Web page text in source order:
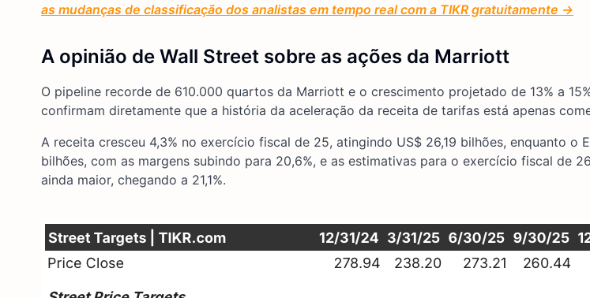
as mudanças de classificação dos analistas em tempo real com a TIKR gratuitamente →
A opinião de Wall Street sobre as ações da Marriott
O pipeline recorde de 610.000 quartos da Marriott e o crescimento projetado de 13% a
confirmam diretamente que a história da aceleração da receita de tarifas está apenas
A receita cresceu 4,3% no exercício fiscal de 25, atingindo US$ 26,19 bilhões, enquanto o
bilhões, com as margens subindo para 20,6%, e as estimativas para o exercício fiscal de
ainda maior, chegando a 21,1%.